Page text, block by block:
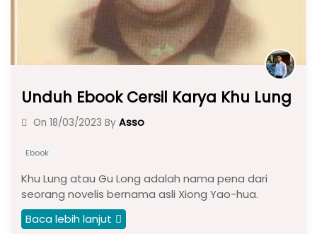
Unduh Ebook Cersil Karya Khu Lung
On 18/03/2023 By Asso
Ebook
Khu Lung atau Gu Long adalah nama pena dari
seorang novelis bernama asli Xiong Yao-hua.
Baca lebih lanjut